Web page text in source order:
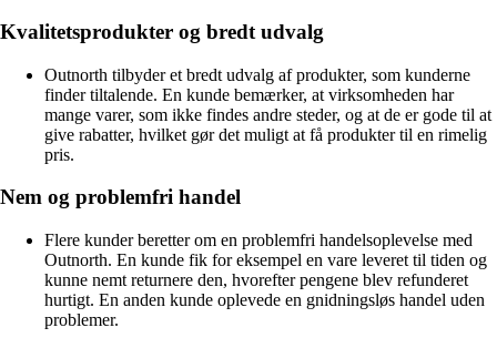
Kvalitetsprodukter og bredt udvalg
Outnorth tilbyder et bredt udvalg af produkter, som kunderne
finder tiltalende. En kunde bemærker, at virksomheden har
mange varer, som ikke findes andre steder, og at de er gode til at
give rabatter, hvilket gør det muligt at få produkter til en rimelig
pris.
Nem og problemfri handel
Flere kunder beretter om en problemfri handelsoplevelse med
Outnorth. En kunde fik for eksempel en vare leveret til tiden og
kunne nemt returnere den, hvorefter pengene blev refunderet
hurtigt. En anden kunde oplevede en gnidningsløs handel uden
problemer.